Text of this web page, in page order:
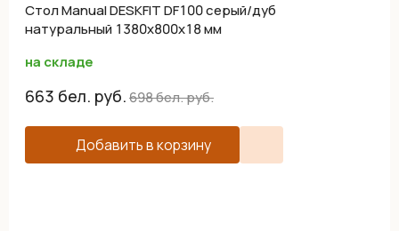
Cтол Manual DESKFIT DF100 серый/дуб
натуральный 1380х800х18 мм
на складе
663 бел. руб.698бел. руб.
Добавить в корзину